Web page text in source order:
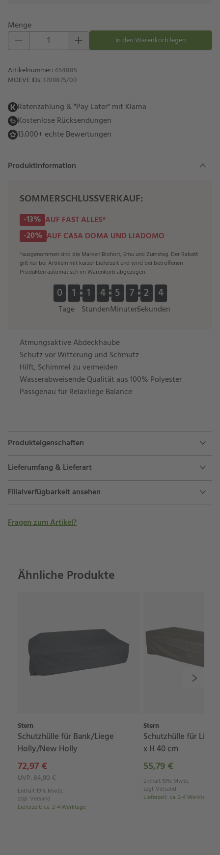
Menge
Eins hinzufügen Eins entfernenIn den Warenkorb legen
Artikelnummer: 454885
MOEVE IDs:1709875/00
Ratenzahlung & "Pay Later" mit Klarna
Kostenlose Rücksendungen
13.000+ echte Bewertungen
Produktinformation
SOMMERSCHLUSSVERKAUF:
-13% AUF FAST ALLES*
-20% AUF CASA DOMA UND LIADOMO
*ausgenommen sind die Marken Biohort, Emu und Zumsteg. Der Rabatt
gilt nur bei Artikeln mit kurzer Lieferzeit und wird bei betroffenen
Produkten automatisch im Warenkorb abgezogen.
Tage
0
0
0
0 1
1
1
1
Stunden
1
1
1
1 4
4
4
4
Minuten
5
5
5
5 7
7
7
7
Sekunden
2
2
2
2 3
4
4
3
Atmungsaktive Abdeckhaube
Schutz vor Witterung und Schmutz
Hilft, Schimmel zu vermeiden
Wasserabweisende Qualität aus 100% Polyester
Passgenau für Relaxliege Balance
Produkteigenschaften
Lieferumfang & Lieferart
Filialverfügbarkeit ansehen
Fragen zum Artikel?
Ähnliche Produkte
Stern
Schutzhülle für Bank/Liege
Holly/New Holly
72,97 €
UVP: 84,90 €
Enthält 19% MwSt.
zzgl. Versand
Lieferzeit: ca. 2-4 Werktage
Stern
Schutzhülle für Liege
x H 40 cm
55,79 €
Enthält 19% MwSt.
zzgl. Versand
Lieferzeit: ca. 2-4 Werktage